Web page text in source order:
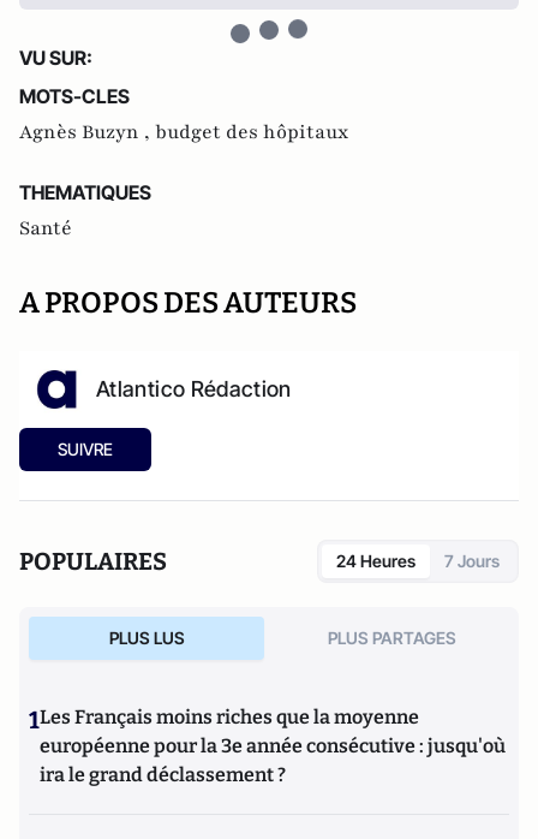
VU SUR:
MOTS-CLES
Agnès Buzyn , budget des hôpitaux
THEMATIQUES
Santé
A PROPOS DES AUTEURS
Atlantico Rédaction
SUIVRE
POPULAIRES 24 Heures 7 Jours
PLUS LUS PLUS PARTAGES
1Les Français moins riches que la moyenne
européenne pour la 3e année consécutive : jusqu'où
ira le grand déclassement ?